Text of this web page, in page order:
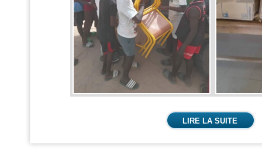
LIRE LA SUITE